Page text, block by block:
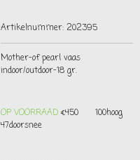
Artikelnummer: 202395
Mother-of pearl vaas
indoor/outdoor-18 gr.
OP VOORRAAD €450 100hoog
47doorsnee